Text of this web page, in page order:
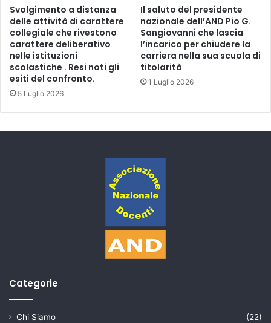
Svolgimento a distanza
delle attività di carattere
collegiale che rivestono
carattere deliberativo
nelle istituzioni
scolastiche . Resi noti gli
esiti del confronto.
5 Luglio 2026
Il saluto del presidente
nazionale dell’AND Pio G.
Sangiovanni che lascia
l’incarico per chiudere la
carriera nella sua scuola di
titolarità
1 Luglio 2026
Categorie
Chi Siamo (22)